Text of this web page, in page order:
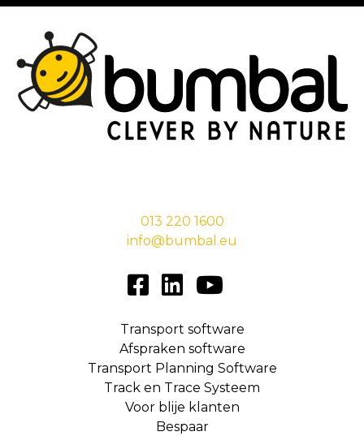
013 220 1600
info@bumbal.eu
Transport software
Afspraken software
Transport Planning Software
Track en Trace Systeem
Voor blije klanten
Bespaar